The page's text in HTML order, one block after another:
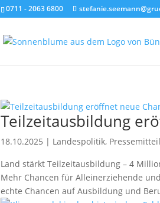
0711 - 2063 6800
Teilzeitausbildung
18.10.2025 | Landespolitik,
Land stärkt Teilzeitausbildung – 4
Mehr Chancen für Alleinerziehende
echte Chancen auf Ausbildung und